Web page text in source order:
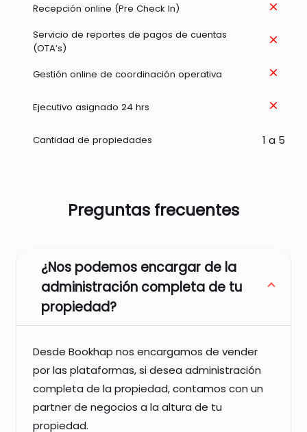
Recepción online (Pre Check In) clear
Servicio de reportes de pagos de cuentas
(OTA’s)
clear
Gestión online de coordinación operativa clear
Ejecutivo asignado 24 hrs clear
Cantidad de propiedades 1 a 5
Preguntas frecuentes
¿Nos podemos encargar de la
administración completa de tu
propiedad?
Desde Bookhap nos encargamos de vender
por las plataformas, si desea administración
completa de la propiedad, contamos con un
partner de negocios a la altura de tu
propiedad.